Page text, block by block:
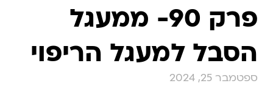
פרק 90- ממעגל
הסבל למעגל הריפוי
ספטמבר 25, 2024